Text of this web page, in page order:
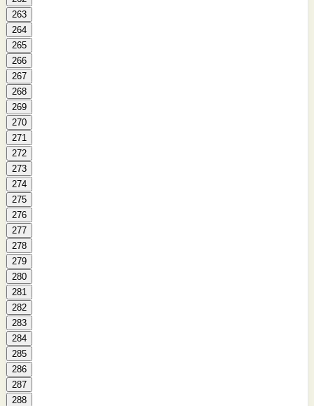
263
264
265
266
267
268
269
270
271
272
273
274
275
276
277
278
279
280
281
282
283
284
285
286
287
288